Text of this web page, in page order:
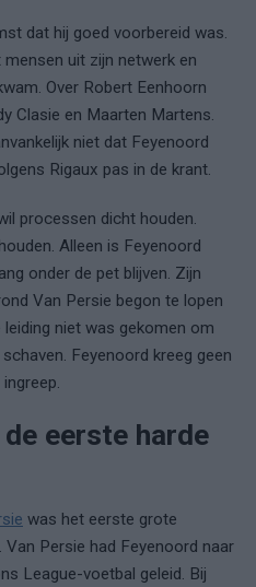
dat hij goed voorbereid was.
uit zijn netwerk en
Over Robert Eenhoorn
Clasie en Maarten Martens.
niet dat Feyenoord
Rigaux pas in de krant.
processen dicht houden.
Alleen is Feyenoord
onder de pet blijven. Zijn
Van Persie begon te lopen
niet was gekomen om
Feyenoord kreeg geen
eerste harde
was het eerste grote
Persie had Feyenoord naar
League-voetbal geleid. Bij